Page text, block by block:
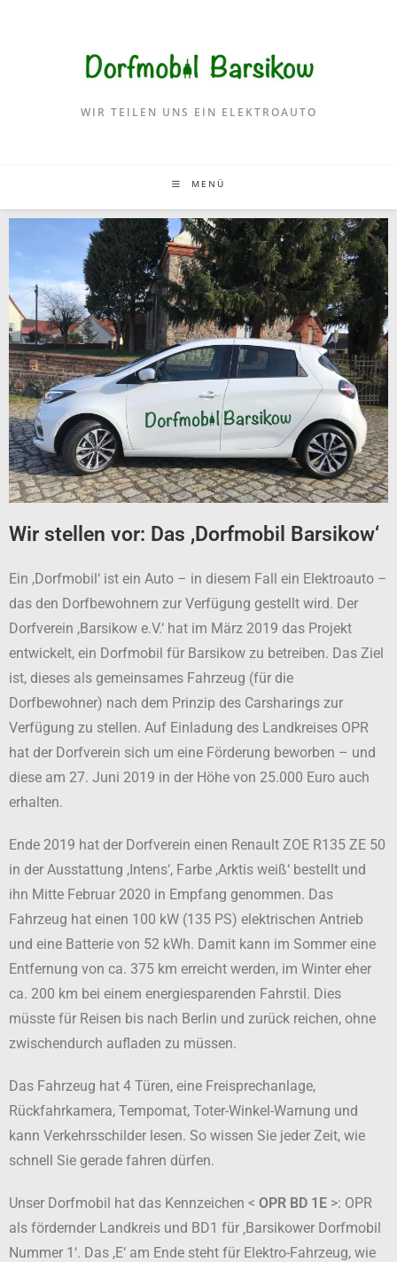
WIR TEILEN UNS EIN ELEKTROAUTO
MENÜ
Wir stellen vor: Das ,Dorfmobil Barsikow‘
Ein ,Dorfmobil‘ ist ein Auto – in diesem Fall ein Elektroauto –
das den Dorfbewohnern zur Verfügung gestellt wird. Der
Dorfverein ,Barsikow e.V.‘ hat im März 2019 das Projekt
entwickelt, ein Dorfmobil für Barsikow zu betreiben. Das Ziel
ist, dieses als gemeinsames Fahrzeug (für die
Dorfbewohner) nach dem Prinzip des Carsharings zur
Verfügung zu stellen. Auf Einladung des Landkreises OPR
hat der Dorfverein sich um eine Förderung beworben – und
diese am 27. Juni 2019 in der Höhe von 25.000 Euro auch
erhalten.
Ende 2019 hat der Dorfverein einen Renault ZOE R135 ZE 50
in der Ausstattung ,Intens‘, Farbe ,Arktis weiß‘ bestellt und
ihn Mitte Februar 2020 in Empfang genommen. Das
Fahrzeug hat einen 100 kW (135 PS) elektrischen Antrieb
und eine Batterie von 52 kWh. Damit kann im Sommer eine
Entfernung von ca. 375 km erreicht werden, im Winter eher
ca. 200 km bei einem energiesparenden Fahrstil. Dies
müsste für Reisen bis nach Berlin und zurück reichen, ohne
zwischendurch aufladen zu müssen.
Das Fahrzeug hat 4 Türen, eine Freisprechanlage,
Rückfahrkamera, Tempomat, Toter-Winkel-Warnung und
kann Verkehrsschilder lesen. So wissen Sie jeder Zeit, wie
schnell Sie gerade fahren dürfen.
Unser Dorfmobil hat das Kennzeichen < OPR BD 1E >: OPR
als fördernder Landkreis und BD1 für ‚Barsikower Dorfmobil
Nummer 1‘. Das ,E‘ am Ende steht für Elektro-Fahrzeug, wie